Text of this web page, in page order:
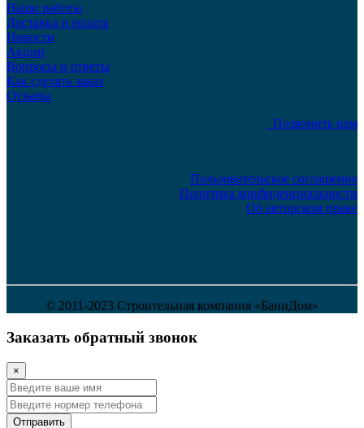
Наши работы
Доставка и оплата
Новости
Акции
Вопросы и ответы
Как сделать заказ
Отзывы
Позвонить нам
Пользовательское соглашение
Политика конфиденциальности
Об авторском праве
© 2011-2023 Строительная компания «БаниДом»
Заказать обратный звонок
×
Отправить